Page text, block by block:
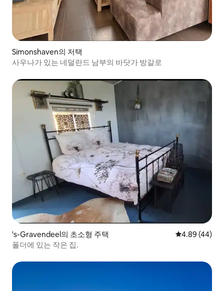
Simonshaven의 저택
사우나가 있는 네덜란드 남부의 바닷가 방갈로
's-Gravendeel의 초소형 주택 평점 4.89점(5
4.89 (44)
폴더에 있는 작은 집.